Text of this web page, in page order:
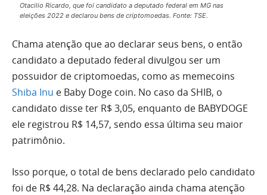
Otacilio Ricardo, que foi candidato a deputado federal em MG nas
eleições 2022 e declarou bens de criptomoedas. Fonte: TSE.
Chama atenção que ao declarar seus bens, o então
candidato a deputado federal divulgou ser um
possuidor de criptomoedas, como as memecoins
Shiba Inu e Baby Doge coin. No caso da SHIB, o
candidato disse ter R$ 3,05, enquanto de BABYDOGE
ele registrou R$ 14,57, sendo essa última seu maior
patrimônio.
Isso porque, o total de bens declarado pelo candidato
foi de R$ 44,28. Na declaração ainda chama atenção